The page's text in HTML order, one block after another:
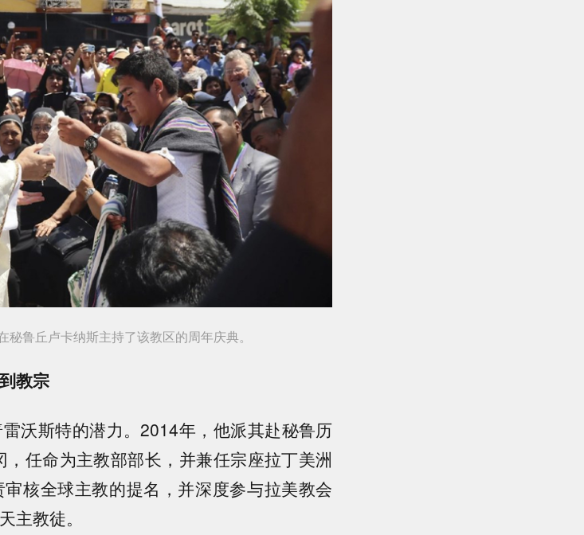
鲁丘卢卡纳斯主持了该教区的周年庆典。
教宗
沃斯特的潜力。2014年，他派其赴秘鲁历
任命为主教部部长，并兼任宗座拉丁美洲
核全球主教的提名，并深度参与拉美教会
教徒。